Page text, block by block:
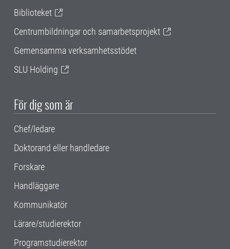
Biblioteket
Centrumbildningar och samarbetsprojekt
Gemensamma verksamhetsstödet
SLU Holding
För dig som är
Chef/ledare
Doktorand eller handledare
Forskare
Handläggare
Kommunikatör
Lärare/studierektor
Programstudierektor